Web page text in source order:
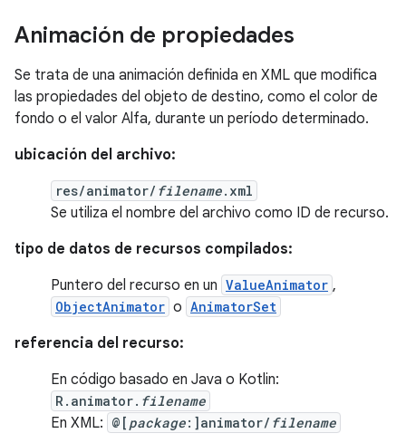
Animación de propiedades
Se trata de una animación definida en XML que modifica
las propiedades del objeto de destino, como el color de
fondo o el valor Alfa, durante un período determinado.
ubicación del archivo:
res/animator/ filename.xml
Se utiliza el nombre del archivo como ID de recurso.
tipo de datos de recursos compilados:
Puntero del recurso en un ValueAnimator ,
ObjectAnimator o AnimatorSet
referencia del recurso:
En código basado en Java o Kotlin:
R.animator. filename
En XML: @[ package:]animator/ filename